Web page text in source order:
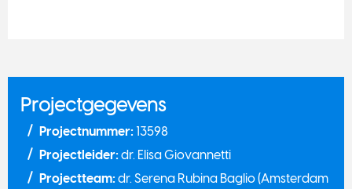
Projectgegevens
Projectnummer: 13598
Projectleider: dr. Elisa Giovannetti
Projectteam: dr. Serena Rubina Baglio (Amsterdam